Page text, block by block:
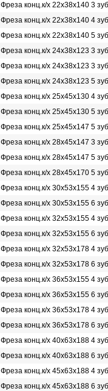
Фреза конц.к/х 22х38х140 3
Фреза конц.к/х 22х38х140 4
Фреза конц.к/х 22х38х140 5
Фреза конц.к/х 24х38х123 3
Фреза конц.к/х 24х38х123 3
Фреза конц.к/х 24х38х123 5
Фреза конц.к/х 25х45х130 4
Фреза конц.к/х 25х45х130 5
Фреза конц.к/х 25х45х147 5
Фреза конц.к/х 28х45х147 3
Фреза конц.к/х 28х45х147 5
Фреза конц.к/х 28х45х170 5
Фреза конц.к/х 30х53х155 4
Фреза конц.к/х 30х53х155 6
Фреза конц.к/х 32х53х155 4
Фреза конц.к/х 32х53х155 6
Фреза конц.к/х 32х53х178 4
Фреза конц.к/х 32х53х178 6
Фреза конц.к/х 36х53х155 4
Фреза конц.к/х 36х53х155 6
Фреза конц.к/х 36х53х178 4
Фреза конц.к/х 36х53х178 6
Фреза конц.к/х 40х63х188 4
Фреза конц.к/х 40х63х188 6
Фреза конц.к/х 45х63х188 4
Фреза конц.к/х 45х63х188 6